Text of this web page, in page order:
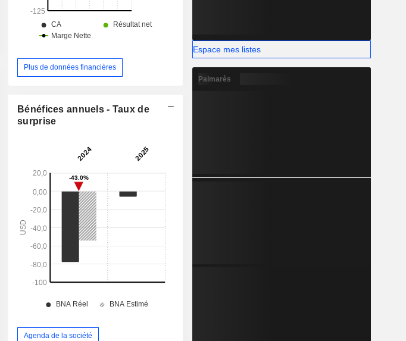
des partenaires tels que Telegram, Midnight,
Animoca Brands et d'autres.
Plus de données financières
Bénéfices annuels - Taux de
surprise
Agenda de la société
Espace mes listes
Palmarès